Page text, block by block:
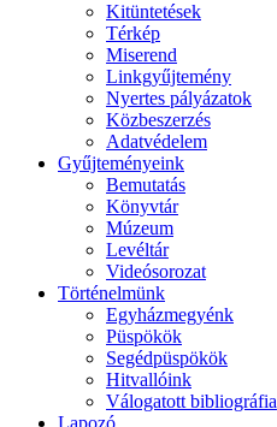
Kitüntetések
Térkép
Miserend
Linkgyűjtemény
Nyertes pályázatok
Közbeszerzés
Adatvédelem
Gyűjteményeink
Bemutatás
Könyvtár
Múzeum
Levéltár
Videósorozat
Történelmünk
Egyházmegyénk
Püspökök
Segédpüspökök
Hitvallóink
Válogatott bibliográfia
Lapozó